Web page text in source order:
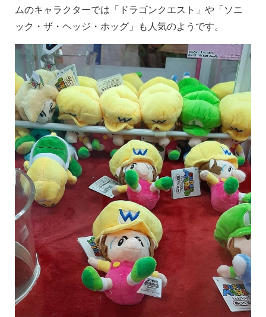
ムのキャラクターでは「ドラゴンクエスト」や「ソニ
ック・ザ・ヘッジ・ホッグ」も人気のようです。